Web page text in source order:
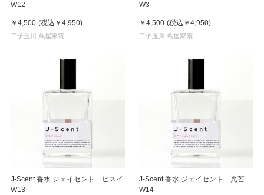
W12
￥4,500 (税込 ￥4,950)
二子玉川 蔦屋家電
W3
￥4,500 (税込 ￥4,950)
二子玉川 蔦屋家電
J-Scent 香水 ジェイセント ヒスイ
W13
J-Scent 香水 ジェイセント 光芒
W14